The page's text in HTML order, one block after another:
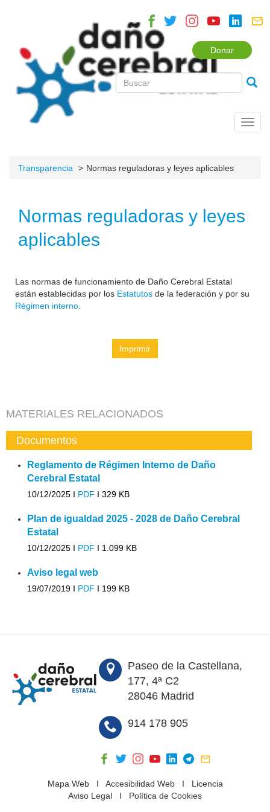
Donar
Transparencia Normas reguladoras y leyes aplicables
Normas reguladoras y leyes
aplicables
Las normas de funcionamiento de Daño Cerebral Estatal
están establecidas por los Estatutos de la federación y por su
Régimen interno
Imprimir
MATERIALES RELACIONADOS
Documentos
Reglamento de Régimen Interno de Daño
Cerebral Estatal
10/12/2025 I PDF I 329 KB
Plan de igualdad 2025 - 2028 de Daño Cerebral
Estatal
10/12/2025 I PDF I 1.099 KB
Aviso legal web
19/07/2019 I PDF I 199 KB
Paseo de la Castellana,
177, 4ª C2
28046 Madrid
914 178 905
Mapa WebI Accesibilidad WebI Licencia
Aviso Legal I Política de Cookies